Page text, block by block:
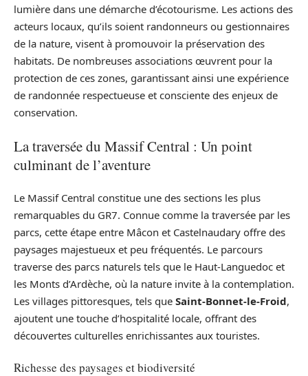
lumière dans une démarche d’écotourisme. Les actions des
acteurs locaux, qu’ils soient randonneurs ou gestionnaires
de la nature, visent à promouvoir la préservation des
habitats. De nombreuses associations œuvrent pour la
protection de ces zones, garantissant ainsi une expérience
de randonnée respectueuse et consciente des enjeux de
conservation.
La traversée du Massif Central : Un point
culminant de l’aventure
Le Massif Central constitue une des sections les plus
remarquables du GR7. Connue comme la traversée par les
parcs, cette étape entre Mâcon et Castelnaudary offre des
paysages majestueux et peu fréquentés. Le parcours
traverse des parcs naturels tels que le Haut-Languedoc et
les Monts d’Ardèche, où la nature invite à la contemplation.
Les villages pittoresques, tels que Saint-Bonnet-le-Froid,
ajoutent une touche d’hospitalité locale, offrant des
découvertes culturelles enrichissantes aux touristes.
Richesse des paysages et biodiversité